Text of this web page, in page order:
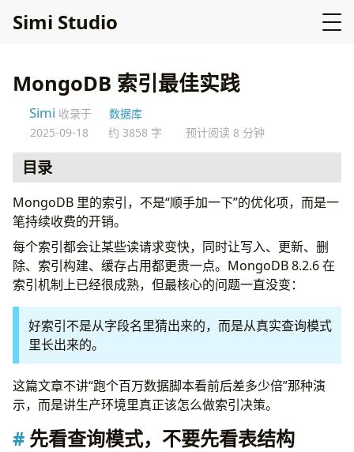
Simi Studio
MongoDB 索引最佳实践
Simi 收录于
数据库
2025-09-18
约 3858 字 预计阅读 8 分钟
目录
先看查询模式，不要先看表结构
不看explain()
IXSCAN但totalDocsExamined很大
有阻塞排序
totalDocsExamined: 0
ESR 很有用，但别把它当教条
真正会出现取舍的地方
选择性比很多人想得更重要
好的复合索引，通常胜过一堆单字段索引
覆盖查询很好，但别为了“全覆盖”把索引做胖
很多索引失败，不是过滤没命中，而是排序没吃到
Unique Index 是拿来落业务约束的，不是拿来“假设不会重
MongoDB 里的索引，不是“顺手加一下”的优化项，而是一
笔持续收费的开销。
每个索引都会让某些读请求变快，同时让写入、更新、删
除、索引构建、缓存占用都更贵一点。MongoDB 8.2.6 在
索引机制上已经很成熟，但最核心的问题一直没变：
好索引不是从字段名里猜出来的，而是从真实查询模式
里长出来的。
这篇文章不讲“跑个百万数据脚本看前后差多少倍”那种演
示，而是讲生产环境里真正该怎么做索引决策。
先看查询模式，不要先看表结构